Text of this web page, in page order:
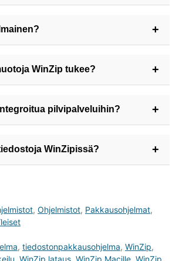
tiedostokokoja ja järjestämään
+
lisenssiä.
WinZip tukee? +
formaatteja.
pilvipalveluihin? +
Google Drive ja OneDrive.
WinZipissä? +
, Ohjelmistot, Pakkausohjelmat,
, tiedostonpakkausohjelma, WinZip,
WinZip lataus WinZip Macille WinZip